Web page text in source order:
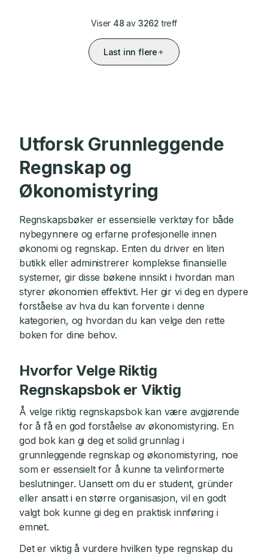
Viser 48 av 3262 treff
Last inn flere
Utforsk Grunnleggende
Regnskap og
Økonomistyring
Regnskapsbøker er essensielle verktøy for både
nybegynnere og erfarne profesjonelle innen
økonomi og regnskap. Enten du driver en liten
butikk eller administrerer komplekse finansielle
systemer, gir disse bøkene innsikt i hvordan man
styrer økonomien effektivt. Her gir vi deg en dypere
forståelse av hva du kan forvente i denne
kategorien, og hvordan du kan velge den rette
boken for dine behov.
Hvorfor Velge Riktig
Regnskapsbok er Viktig
Å velge riktig regnskapsbok kan være avgjørende
for å få en god forståelse av økonomistyring. En
god bok kan gi deg et solid grunnlag i
grunnleggende regnskap og økonomistyring, noe
som er essensielt for å kunne ta velinformerte
beslutninger. Uansett om du er student, gründer
eller ansatt i en større organisasjon, vil en godt
valgt bok kunne gi deg en praktisk innføring i
emnet.
Det er viktig å vurdere hvilken type regnskap du